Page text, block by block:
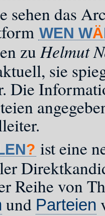
sehen das
WEN WÄ
zuHelmut
sie
Die
? ist eine
Reihe von
und Parteien